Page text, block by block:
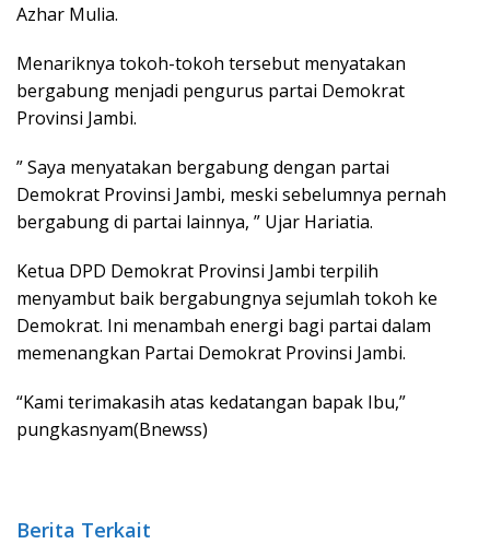
Azhar Mulia.
Menariknya tokoh-tokoh tersebut menyatakan
bergabung menjadi pengurus partai Demokrat
Provinsi Jambi.
” Saya menyatakan bergabung dengan partai
Demokrat Provinsi Jambi, meski sebelumnya pernah
bergabung di partai lainnya, ” Ujar Hariatia.
Ketua DPD Demokrat Provinsi Jambi terpilih
menyambut baik bergabungnya sejumlah tokoh ke
Demokrat. Ini menambah energi bagi partai dalam
memenangkan Partai Demokrat Provinsi Jambi.
“Kami terimakasih atas kedatangan bapak Ibu,”
pungkasnyam(Bnewss)
Berita Terkait